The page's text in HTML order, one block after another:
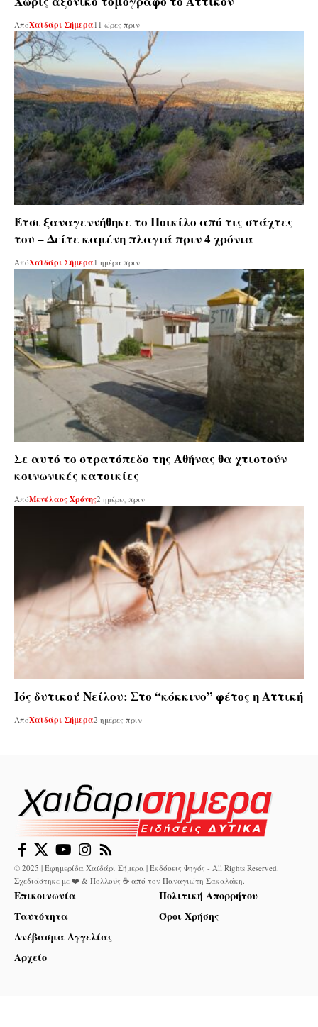
ΑπόΧαϊδάρι Σήμερα 11 ώρες πριν
Έτσι ξαναγεννήθηκε το Ποικίλο από τις στάχτες
του – Δείτε καμένη πλαγιά πριν 4 χρόνια
ΑπόΧαϊδάρι Σήμερα 1 ημέρα πριν
Σε αυτό το στρατόπεδο της Αθήνας θα χτιστούν
κοινωνικές κατοικίες
ΑπόΜενέλαος Χρόνης2 ημέρες πριν
Ιός δυτικού Νείλου: Στο “κόκκινο” φέτος η Αττική
ΑπόΧαϊδάρι Σήμερα2 ημέρες πριν
© 2025 | Εφημερίδα Χαϊδάρι Σήμερα | Εκδόσεις Φηγός - All Rights Reserved.
Σχεδιάστηκε με ❤️ & Πολλούς ☕ από τον Παναγιώτη Σακαλάκη
Επικοινωνία
Ταυτότητα
Ανέβασμα Αγγελίας
Αρχείο
Πολιτική Απορρήτου
Όροι Χρήσης